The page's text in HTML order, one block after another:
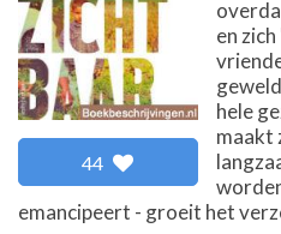
44
en
hele
maakt
emancipeert - groeit het